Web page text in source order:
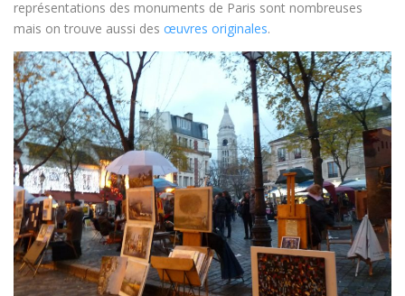
représentations des monuments de Paris sont nombreuses
mais on trouve aussi des œuvres originales.